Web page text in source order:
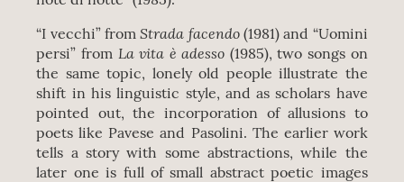
“I vecchi” fromStrada facendo (1981) and “Uomini
persi” from La vita è adesso (1985), two songs on
the same topic, lonely old people illustrate the
shift in his linguistic style, and as scholars have
pointed out, the incorporation of allusions to
poets like Pavese and Pasolini. The earlier work
tells a story with some abstractions, while the
later one is full of small abstract poetic images